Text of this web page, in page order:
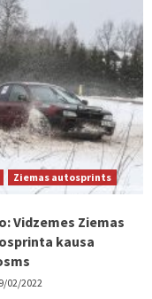
Ziemas autosprints
Vidzemes Ziemas
kausa
02/2022